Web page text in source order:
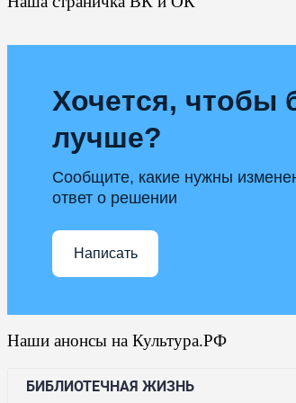
Хочется, чтобы
лучше?
Сообщите, какие нужны
ответ о решении
Написать
Наши анонсы на Культура.РФ